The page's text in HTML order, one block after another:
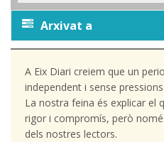
Arxivat a
A Eix Diari creiem que un
independent i sense
La nostra feina és explicar el
rigor i compromís, però
dels nostres lectors.